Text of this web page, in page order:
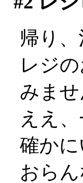
帰り
レジ
みま
ええ
確か
おら